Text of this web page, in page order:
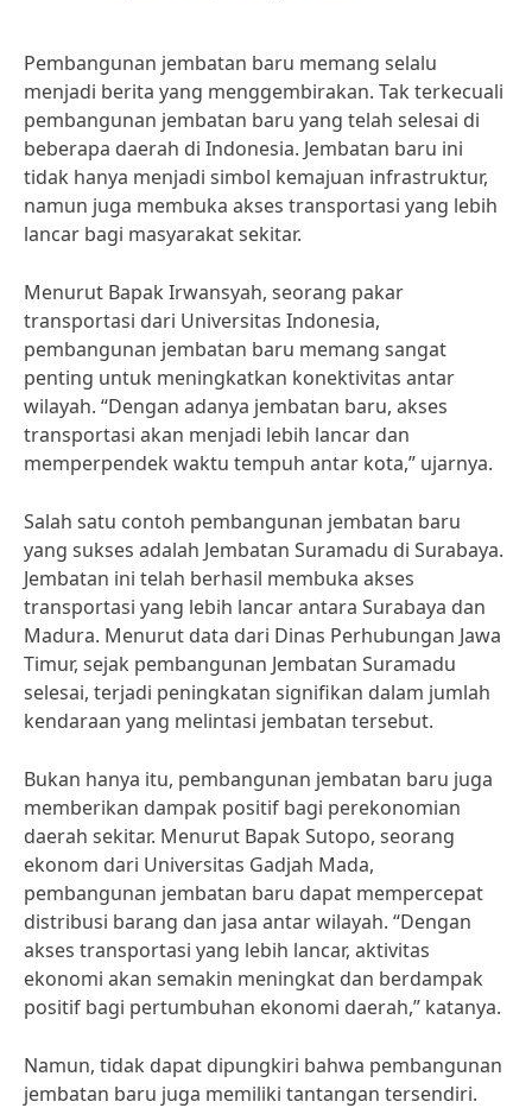
Pembangunan jembatan baru memang selalu
menjadi berita yang menggembirakan. Tak terkecuali
pembangunan jembatan baru yang telah selesai di
beberapa daerah di Indonesia. Jembatan baru ini
tidak hanya menjadi simbol kemajuan infrastruktur,
namun juga membuka akses transportasi yang lebih
lancar bagi masyarakat sekitar.
Menurut Bapak Irwansyah, seorang pakar
transportasi dari Universitas Indonesia,
pembangunan jembatan baru memang sangat
penting untuk meningkatkan konektivitas antar
wilayah. “Dengan adanya jembatan baru, akses
transportasi akan menjadi lebih lancar dan
memperpendek waktu tempuh antar kota,” ujarnya.
Salah satu contoh pembangunan jembatan baru
yang sukses adalah Jembatan Suramadu di Surabaya.
Jembatan ini telah berhasil membuka akses
transportasi yang lebih lancar antara Surabaya dan
Madura. Menurut data dari Dinas Perhubungan Jawa
Timur, sejak pembangunan Jembatan Suramadu
selesai, terjadi peningkatan signifikan dalam jumlah
kendaraan yang melintasi jembatan tersebut.
Bukan hanya itu, pembangunan jembatan baru juga
memberikan dampak positif bagi perekonomian
daerah sekitar. Menurut Bapak Sutopo, seorang
ekonom dari Universitas Gadjah Mada,
pembangunan jembatan baru dapat mempercepat
distribusi barang dan jasa antar wilayah. “Dengan
akses transportasi yang lebih lancar, aktivitas
ekonomi akan semakin meningkat dan berdampak
positif bagi pertumbuhan ekonomi daerah,” katanya.
Namun, tidak dapat dipungkiri bahwa pembangunan
jembatan baru juga memiliki tantangan tersendiri.